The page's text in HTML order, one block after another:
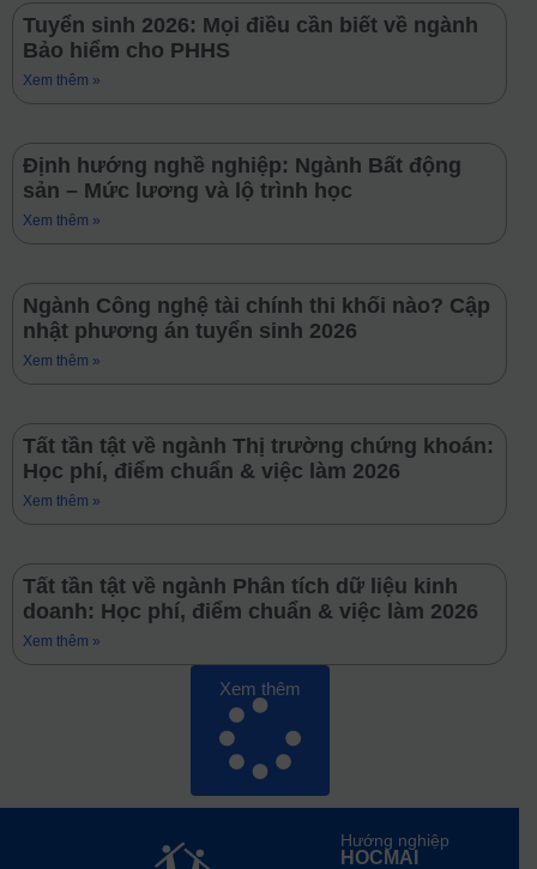
Tuyển sinh 2026: Mọi điều cần biết về ngành
Bảo hiểm cho PHHS
Xem thêm »
Định hướng nghề nghiệp: Ngành Bất động
sản – Mức lương và lộ trình học
Xem thêm »
Ngành Công nghệ tài chính thi khối nào? Cập
nhật phương án tuyển sinh 2026
Xem thêm »
Tất tần tật về ngành Thị trường chứng khoán:
Học phí, điểm chuẩn & việc làm 2026
Xem thêm »
Tất tần tật về ngành Phân tích dữ liệu kinh
doanh: Học phí, điểm chuẩn & việc làm 2026
Xem thêm »
Xem thêm
Hướng nghiệp
HOCMAI